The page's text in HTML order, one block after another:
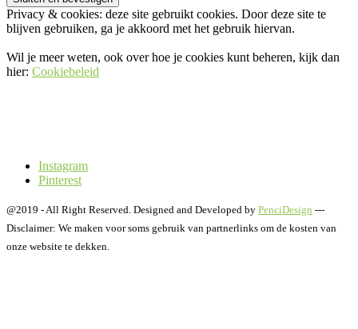
Privacy & cookies: deze site gebruikt cookies. Door deze site te
blijven gebruiken, ga je akkoord met het gebruik hiervan.
Wil je meer weten, ook over hoe je cookies kunt beheren, kijk dan
hier: Cookiebeleid
Instagram
Pinterest
@2019 - All Right Reserved. Designed and Developed by PenciDesign ---
Disclaimer: We maken voor soms gebruik van partnerlinks om de kosten van
onze website te dekken.